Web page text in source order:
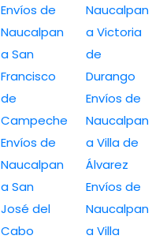
Envíos de
Naucalpan
a San
Francisco
de
Campeche
Envíos de
Naucalpan
a San
José del
Cabo
Naucalpan
a Victoria
de
Durango
Envíos de
Naucalpan
a Villa de
Álvarez
Envíos de
Naucalpan
a Villa